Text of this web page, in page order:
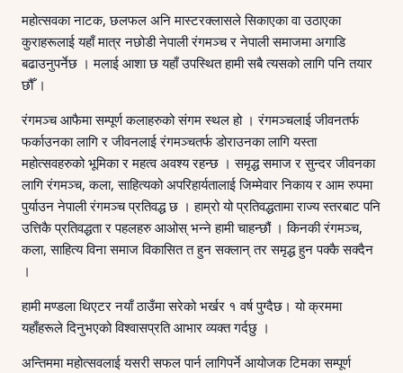
महोत्सवका नाटक, छलफल अनि मास्टरक्लासले सिकाएका वा उठाएका
कुराहरूलाई यहाँ मात्र नछोडी नेपाली रंगमञ्च र नेपाली समाजमा अगाडि
बढाउनुपर्नेछ । मलाई आशा छ यहाँ उपस्थित हामी सबै त्यसको लागि पनि तयार
छौँ ।
रंगमञ्च आफैमा सम्पूर्ण कलाहरुको संगम स्थल हो । रंगमञ्चलाई जीवनतर्फ
फर्काउनका लागि र जीवनलाई रंगमञ्चतर्फ डोराउनका लागि यस्ता
महोत्सवहरुको भूमिका र महत्व अवश्य रहन्छ । समृद्ध समाज र सुन्दर जीवनका
लागि रंगमञ्च, कला, साहित्यको अपरिहार्यतालाई जिम्मेवार निकाय र आम रुपमा
पुर्याउन नेपाली रंगमञ्च प्रतिवद्ध छ । हाम्रो यो प्रतिवद्धतामा राज्य स्तरबाट पनि
उत्तिकै प्रतिवद्धता र पहलहरु आओस् भन्ने हामी चाहन्छौं । किनकी रंगमञ्च,
कला, साहित्य विना समाज विकासित त हुन सक्लान् तर समृद्ध हुन पक्कै सक्दैन
।
हामी मण्डला थिएटर नयाँ ठाउँमा सरेको भर्खर १ वर्ष पुग्दैछ। यो क्रममा
यहाँहरूले दिनुभएको विश्वासप्रति आभार व्यक्त गर्दछु ।
अन्तिममा महोत्सवलाई यसरी सफल पार्न लागिपर्ने आयोजक टिमका सम्पूर्ण